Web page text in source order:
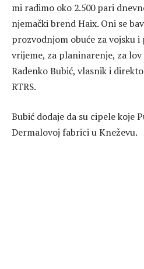
mi radimo oko 2.500 pari
njemački brend Haix. Oni se
prozvodnjom obuće za vojsku
vrijeme, za planinarenje, za
Radenko Bubić, vlasnik i
RTRS.
Bubić dodaje da su cipele koje
Dermalovoj fabrici u Kneževu.